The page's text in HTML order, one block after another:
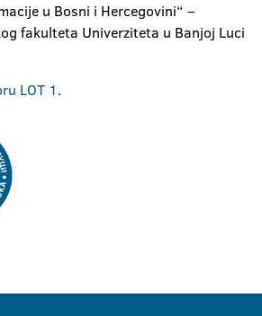
u Bosni i Hercegovini“ –
fakulteta Univerziteta u Banjoj Luci
LOT 1.